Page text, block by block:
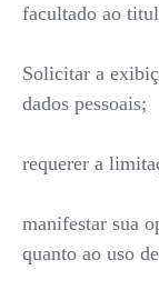
facultado ao
Solicitar a
dados pessoais;
requerer a
manifestar sua
quanto ao uso